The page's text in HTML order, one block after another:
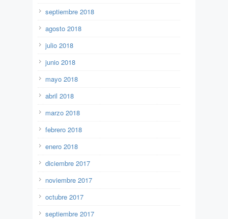
septiembre 2018
agosto 2018
julio 2018
junio 2018
mayo 2018
abril 2018
marzo 2018
febrero 2018
enero 2018
diciembre 2017
noviembre 2017
octubre 2017
septiembre 2017